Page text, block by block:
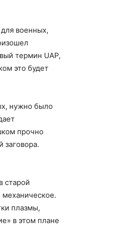
военных,
термин UAP,
это будет
нужно было
прочно
заговора.
старой
механическое.
плазмы,
в этом плане